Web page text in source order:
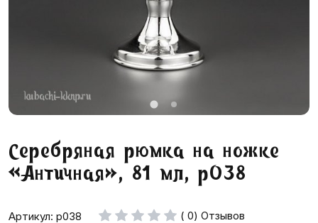
Серебряная рюмка на ножке
«Античная», 81 мл, р038
Артикул: р038 ( 0) Отзывов